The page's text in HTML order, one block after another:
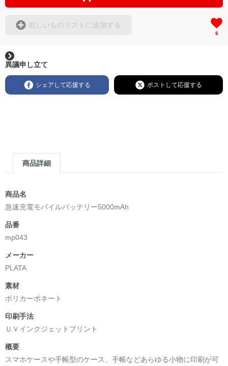
欲しいものリストに追加する
6
異議申し立て
シェアして応援する ポストして応援する
商品詳細
商品名
急速充電モバイルバッテリー5000mAh
品番
mp043
メーカー
PLATA
素材
ポリカーボネート
印刷手法
ＵＶインクジェットプリント
概要
スマホケースや手帳型のケース、手帳などあらゆる小物に印刷が可